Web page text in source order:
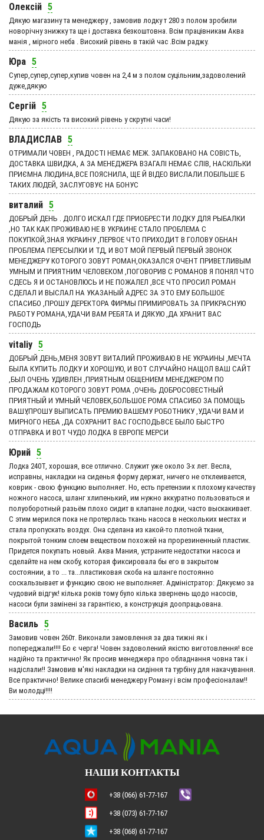
Олексій 5
Дякую магазину та менеджеру , замовив лодку т 280 з полом зробили
новорічну знижку та ще і доставка безкоштовна. Всім працівникам Аква
манія , мірного неба . Високий рівень в такій час .Всім раджу.
Юра 5
Супер,супер,супер,купив човен на 2,4 м з полом суцільним,задоволений
дуже,дякую
Сергій 5
Дякую за якість та високий рівень у скрутні часи!
ВЛАДИСЛАВ 5
ОТРИМАЛИ ЧОВЕН , РАДОСТІ НЕМАЄ МЕЖ. ЗАПАКОВАНО НА СОВІСТЬ,
ДОСТАВКА ШВИДКА, А ЗА МЕНЕДЖЕРА ВЗАГАЛІ НЕМАЄ СЛІВ, НАСКІЛЬКИ
ПРИЄМНА ЛЮДИНА,ВСЕ ПОЯСНИЛА, ЩЕ Й ВІДЕО ВИСЛАЛИ.ПОБІЛЬШЕ Б
ТАКИХ ЛЮДЕЙ, ЗАСЛУГОВУЄ НА БОНУС
виталий 5
ДОБРЫЙ ДЕНЬ . ДОЛГО ИСКАЛ ГДЕ ПРИОБРЕСТИ ЛОДКУ ДЛЯ РЫБАЛКИ
,НО ТАК КАК ПРОЖИВАЮ НЕ В УКРАИНЕ СТАЛО ПРОБЛЕМА С
ПОКУПКОЙ,ЗНАЯ УКРАИНУ ,ПЕРВОЕ ЧТО ПРИХОДИТ В ГОЛОВУ ОБНАН
ПРОБЛЕМА ПЕРЕСЫЛКИ И ТД, И ВОТ МОЙ ПЕРВЫЙ ПЕРВЫЙ ЗВОНОК
МЕНЕДЖЕРУ КОТОРОГО ЗОВУТ РОМАН,ОКАЗАЛСЯ ОЧЕНТ ПРИВЕТЛИВЫМ
УМНЫМ И ПРИЯТНИМ ЧЕЛОВЕКОМ ,ПОГОВОРИВ С РОМАНОВ Я ПОНЯЛ ЧТО
СДЕСЬ Я И ОСТАНОВЛЮСЬ И НЕ ПОЖАЛЕЛ ,ВСЕ ЧТО ПРОСИЛ РОМАН
СДЕЛАЛ И ВЫСЛАЛ НА УКАЗАНЫЙ АДРЕС ЗА ЭТО ЕМУ БОЛЬШОЕ
СПАСИБО ,ПРОШУ ДЕРЕКТОРА ФИРМЫ ПРИМИРОВАТЬ ЗА ПРИКРАСНУЮ
РАБОТУ РОМАНА,УДАЧИ ВАМ РЕБЯТА И ДЯКУЮ ,ДА ХРАНИТ ВАС
ГОСПОДЬ
vitaliy 5
ДОБРЫЙ ДЕНЬ,МЕНЯ ЗОВУТ ВИТАЛИЙ ПРОЖИВАЮ В НЕ УКРАИНЫ ,МЕЧТА
БЫЛА КУПИТЬ ЛОДКУ И ХОРОШУЮ, И ВОТ СЛУЧАЙНО НАЩОЛ ВАШ САЙТ
,БЫЛ ОЧЕНЬ УДИВЛЕН ,ПРИЯТНЫМ ОБЩЕНИЕМ МЕНЕДЖЕРОМ ПО
ПРОДАЖАМ КОТОРОГО ЗОВУТ РОМА ,ОЧЕНЬ ДОБРОСОВЕСТНЫЙ
ПРИЯТНЫЙ И УМНЫЙ ЧЕЛОВЕК,БОЛЬШОЕ РОМА СПАСИБО ЗА ПОМОЩЬ
ВАШУ,ПРОШУ ВЫПИСАТЬ ПРЕМИЮ ВАШЕМУ РОБОТНИКУ ,УДАЧИ ВАМ И
МИРНОГО НЕБА ,ДА СОХРАНИТ ВАС ГОСПОДЬВСЕ БЫЛО БЫСТРО
ОТПРАВКА И ВОТ ЧУДО ЛОДКА В ЕВРОПЕ МЕРСИ
Юрий 5
Лодка 240Т, хорошая, все отлично. Служит уже около 3-х лет. Весла,
исправны, накладки на сиденья форму держат, ничего не отклеивается,
коврик - свою функцию выполняет. Но, есть претензии к плохому качеству
ножного насоса, шланг хлипенький, им нужно аккуратно пользоваться и
полуоборотный разьём плохо сидит в клапане лодки, часто выскакивает.
С этим мерился пока не протерлась ткань насоса в нескольких местах и
стала пропускать воздух. Она сделана из какой-то плотной ткани,
покрытой тонким слоем веществом похожей на прорезиненный пластик.
Придется покупать новый. Аква Мания, устраните недостатки насоса и
сделайте на нем скобу, которая фиксировала бы его в закрытом
состоянии, а то ... та...пластиковая скоба на шланге постоянно
соскальзывает и функцию свою не выполняет. Адмiнiстратор: Дякуємо за
чудовий вiдгук! кілька років тому було кілька звернень щодо насосів,
насоси були замінені за гарантією, а конструкція доопрацьована.
Василь 5
Замовив човен 260т. Виконали замовлення за два тижні як і
попереджали!!!! Бо є черга! Човен задоволений якістю виготовлення! все
надійно та практично! Як просив менеджера про обладнання човна так і
надіслали!! Замовив м'які накладки на сидіння та турбіну для накачування.
Все практично! Велике спасибі менеджеру Роману і всім професіоналам!!
Ви молодці!!!!
НАШИ КОНТАКТЫ
+38 (066) 61-77-167
+38 (073) 61-77-167
+38 (068) 61-77-167